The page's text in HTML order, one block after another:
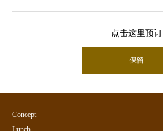
点击这里预订
保留
Concept
Lunch